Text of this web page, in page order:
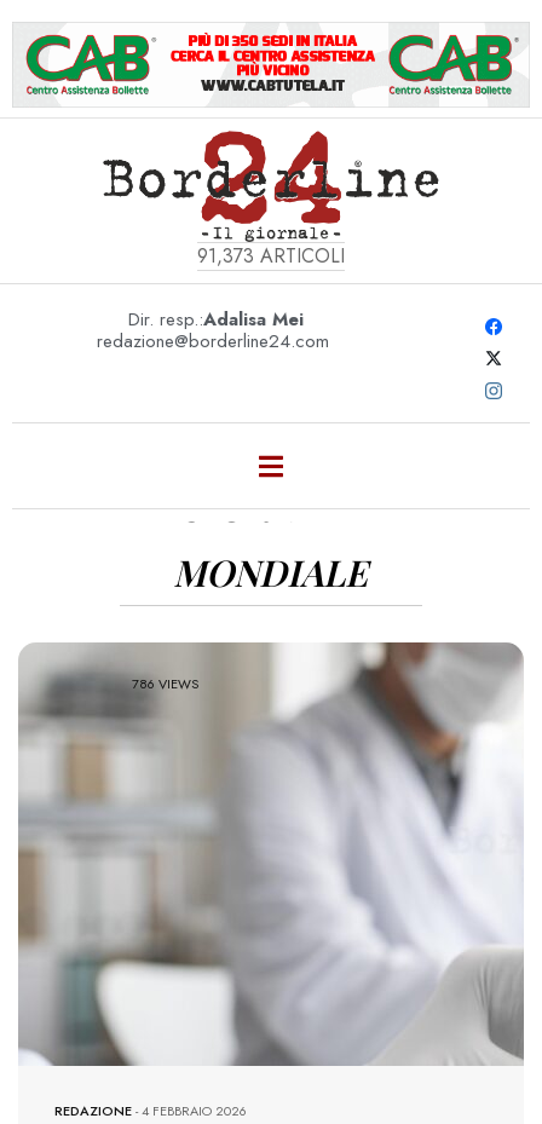
91,373 ARTICOLI
Dir. resp.:Adalisa Mei
redazione@borderline24.com
GIORNATA
MONDIALE
786 VIEWS
REDAZIONE-4 FEBBRAIO 2026